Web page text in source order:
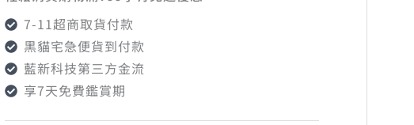
7-11超商取貨付款
黑貓宅急便貨到付款
藍新科技第三方金流
享7天免費鑑賞期